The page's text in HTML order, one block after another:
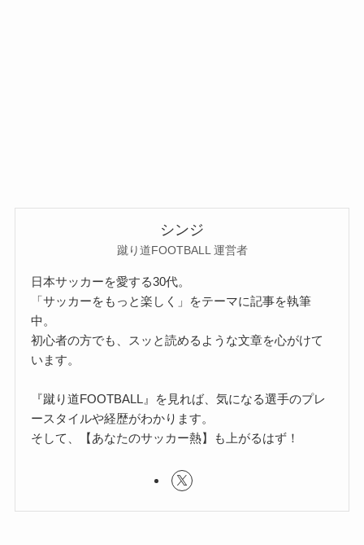
シンジ
蹴り道FOOTBALL 運営者
日本サッカーを愛する30代。
「サッカーをもっと楽しく」をテーマに記事を執筆
中。
初心者の方でも、スッと読めるような文章を心がけて
います。
『蹴り道FOOTBALL』を見れば、気になる選手のプレ
ースタイルや経歴がわかります。
そして、【あなたのサッカー熱】も上がるはず！